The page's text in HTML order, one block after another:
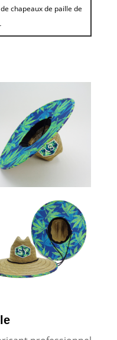
chapeaux de paille de